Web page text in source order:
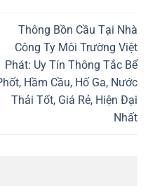
Thông Bồn Cầu Tại Nhà
Công Ty Môi Trường Việt
Phát: Uy Tín Thông Tắc Bể
Hầm Cầu, Hố Ga, Nước
Thải Tốt, Giá Rẻ, Hiện Đại
Nhất